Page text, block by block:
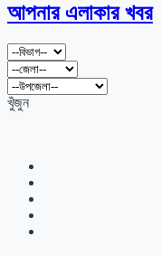
আপনার এলাকার খবর
খুঁজুন